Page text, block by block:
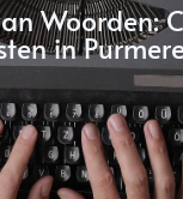
Woorden:
in